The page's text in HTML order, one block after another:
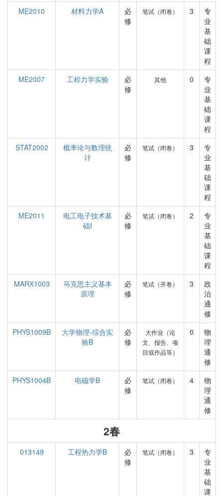
ME2010
材料力学A
必
修
笔试（闭卷） 3
专
业
基
础
课
程
ME2007
工程力学实验
必
修
其他 0
专
业
基
础
课
程
STAT2002
概率论与数理统
计
必
修
笔试（闭卷） 3
专
业
基
础
课
程
ME2011
电工电子技术基
础I
必
修
笔试（闭卷） 2
专
业
基
础
课
程
MARX1003
马克思主义基本
原理
必
修
笔试（开卷） 3
政
治
通
修
PHYS1009B
大学物理-综合实
验B
必
修
大作业（论
文、报告、项
目或作品等）
0
物
理
通
修
PHYS1004B
电磁学B
必
修
笔试（闭卷） 4
物
理
通
修
2春
013149 工程热力学B
必
修
笔试（闭卷） 3
专
业
基
础
课